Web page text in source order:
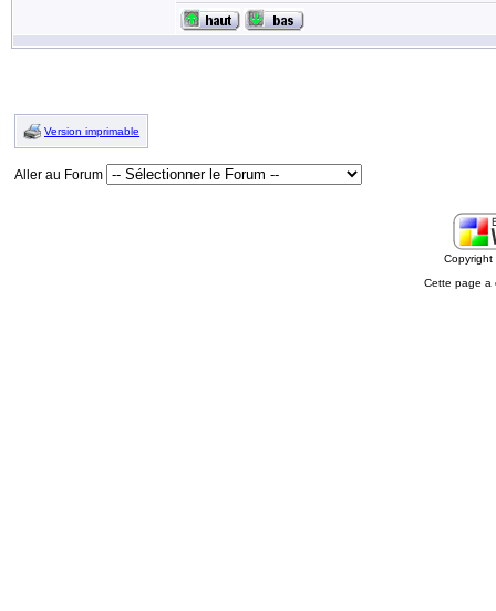
Version imprimable
Aller au Forum
Cette page a